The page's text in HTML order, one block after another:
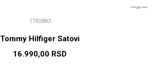
1782883
Tommy Hilfiger Satovi
16.990,00 RSD